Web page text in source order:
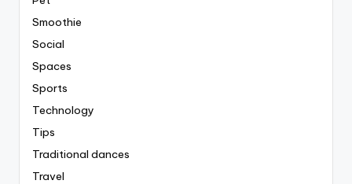
Smoothie
Social
Spaces
Sports
Technology
Tips
Traditional dances
Travel